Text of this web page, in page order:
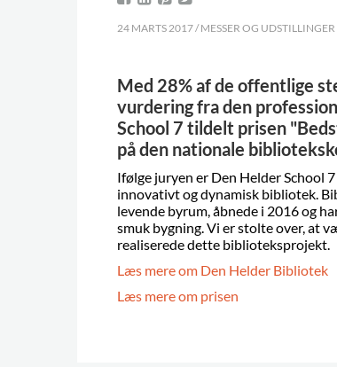
24 MARTS 2017 / MESSER OG UDSTILLINGER
Med 28% af de offentlige
vurdering fra den
School 7 tildelt prisen
på den nationale
Ifølge juryen er Den Helder School
innovativt og dynamisk bibliotek.
levende byrum, åbnede i 2016 og
smuk bygning. Vi er stolte over, at
realiserede dette biblioteksprojekt.
Læs mere om Den Helder Bibliotek
Læs mere om prisen